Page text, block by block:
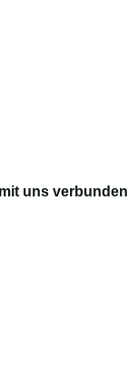
uns verbunden